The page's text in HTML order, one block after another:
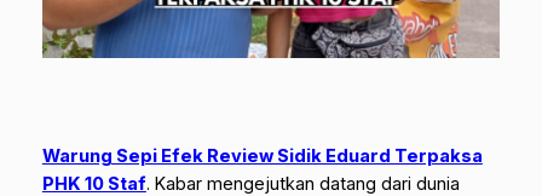
Warung Sepi Efek Review Sidik Eduard Terpaksa
PHK 10 Staf. Kabar mengejutkan datang dari dunia